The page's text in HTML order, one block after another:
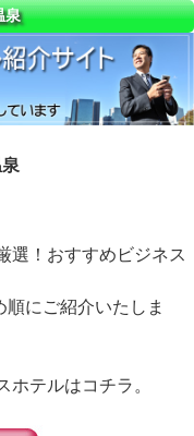
泉
選！おすすめビジネス
にご紹介いたしま
ホテルはコチラ。